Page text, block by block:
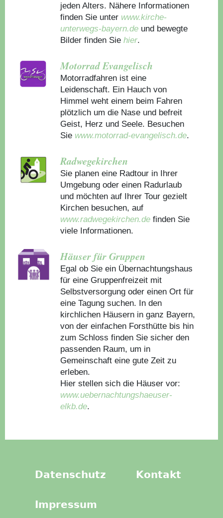
jeden Alters. Nähere Informationen
finden Sie unter www.kirche-
unterwegs-bayern.de und bewegte
Bilder finden Sie hier.
Motorrad Evangelisch
Motorradfahren ist eine
Leidenschaft. Ein Hauch von
Himmel weht einem beim Fahren
plötzlich um die Nase und befreit
Geist, Herz und Seele. Besuchen
Sie www.motorrad-evangelisch.de.
Radwegekirchen
Sie planen eine Radtour in Ihrer
Umgebung oder einen Radurlaub
und möchten auf Ihrer Tour gezielt
Kirchen besuchen, auf
www.radwegekirchen.de finden Sie
viele Informationen.
Häuser für Gruppen
Egal ob Sie ein Übernachtungshaus
für eine Gruppenfreizeit mit
Selbstversorgung oder einen Ort für
eine Tagung suchen. In den
kirchlichen Häusern in ganz Bayern,
von der einfachen Forsthütte bis hin
zum Schloss finden Sie sicher den
passenden Raum, um in
Gemeinschaft eine gute Zeit zu
erleben.
Hier stellen sich die Häuser vor:
www.uebernachtungshaeuser-
elkb.de.
Datenschutz Kontakt
Impressum